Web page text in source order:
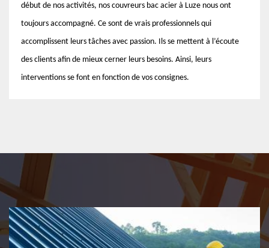
début de nos activités, nos couvreurs bac acier à Luze nous ont
toujours accompagné. Ce sont de vrais professionnels qui
accomplissent leurs tâches avec passion. Ils se mettent à l’écoute
des clients afin de mieux cerner leurs besoins. Ainsi, leurs
interventions se font en fonction de vos consignes.